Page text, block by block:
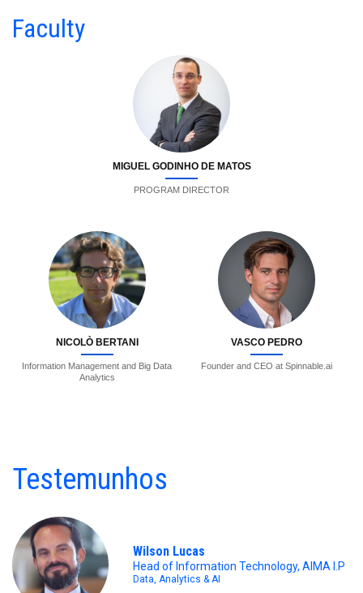
Faculty
MIGUEL GODINHO DE MATOS
PROGRAM DIRECTOR
NICOLÒ BERTANI
Information Management and Big Data
Analytics
VASCO PEDRO
Founder and CEO at Spinnable.ai
Testemunhos
Wilson Lucas
Head of Information Technology, AIMA I.P
Data, Analytics & AI